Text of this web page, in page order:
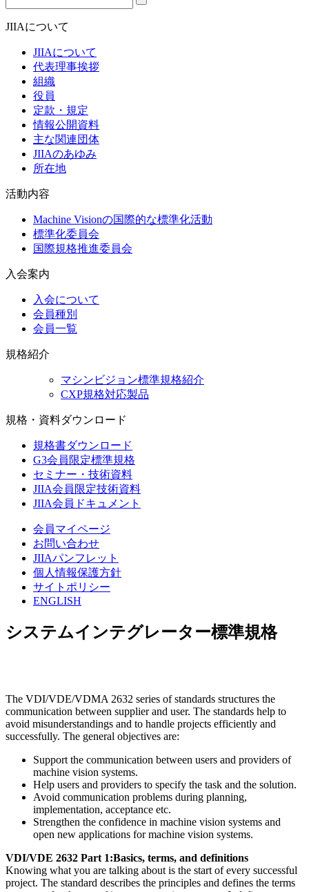
JIIAについて
JIIAについて
代表理事挨拶
組織
役員
定款・規定
情報公開資料
主な関連団体
JIIAのあゆみ
所在地
活動内容
Machine Visionの国際的な標準化活動
標準化委員会
国際規格推進委員会
入会案内
入会について
会員種別
会員一覧
規格紹介
マシンビジョン標準規格紹介
CXP規格対応製品
規格・資料ダウンロード
規格書ダウンロード
G3会員限定標準規格
セミナー・技術資料
JIIA会員限定技術資料
JIIA会員ドキュメント
会員マイページ
お問い合わせ
JIIAパンフレット
個人情報保護方針
サイトポリシー
ENGLISH
システムインテグレーター標準規格
The VDI/VDE/VDMA 2632 series of standards structures the
communication between supplier and user. The standards help to
avoid misunderstandings and to handle projects efficiently and
successfully. The general objectives are:
Support the communication between users and providers of
machine vision systems.
Help users and providers to specify the task and the solution.
Avoid communication problems during planning,
implementation, acceptance etc.
Strengthen the confidence in machine vision systems and
open new applications for machine vision systems.
VDI/VDE 2632 Part 1:Basics, terms, and definitions
Knowing what you are talking about is the start of every successful
project. The standard describes the principles and defines the terms